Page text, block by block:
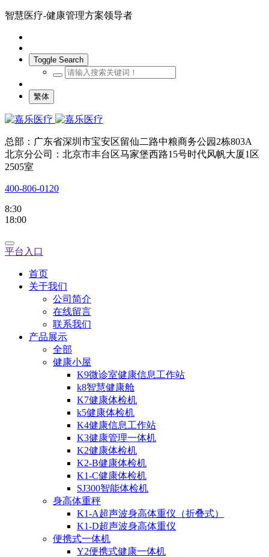
智慧医疗-健康管理方案领导者
Toggle Search
繁体
总部：广东省深圳市宝安区留仙二路中粮商务公园2栋803A
北京分公司：北京市丰台区马家堡西路15号时代风帆大厦1区
2505室
400-806-0120
8:30
18:00
平台入口
首页
关于我们
公司简介
在线留言
联系我们
产品展示
全部
健康小屋
K9微诊室健康信息工作站
k8智慧健康舱
K7健康体检机
k5健康体检机
K4健康信息工作站
K3健康管理一体机
K2健康体检机
K2-B健康体检机
K1-C健康体检机
SJ300智能体检机
身高体重秤
K1-A超声波身高体重仪（折叠式）
K1-D超声波身高体重仪
便携式一体机
Y2便携式健康一体机